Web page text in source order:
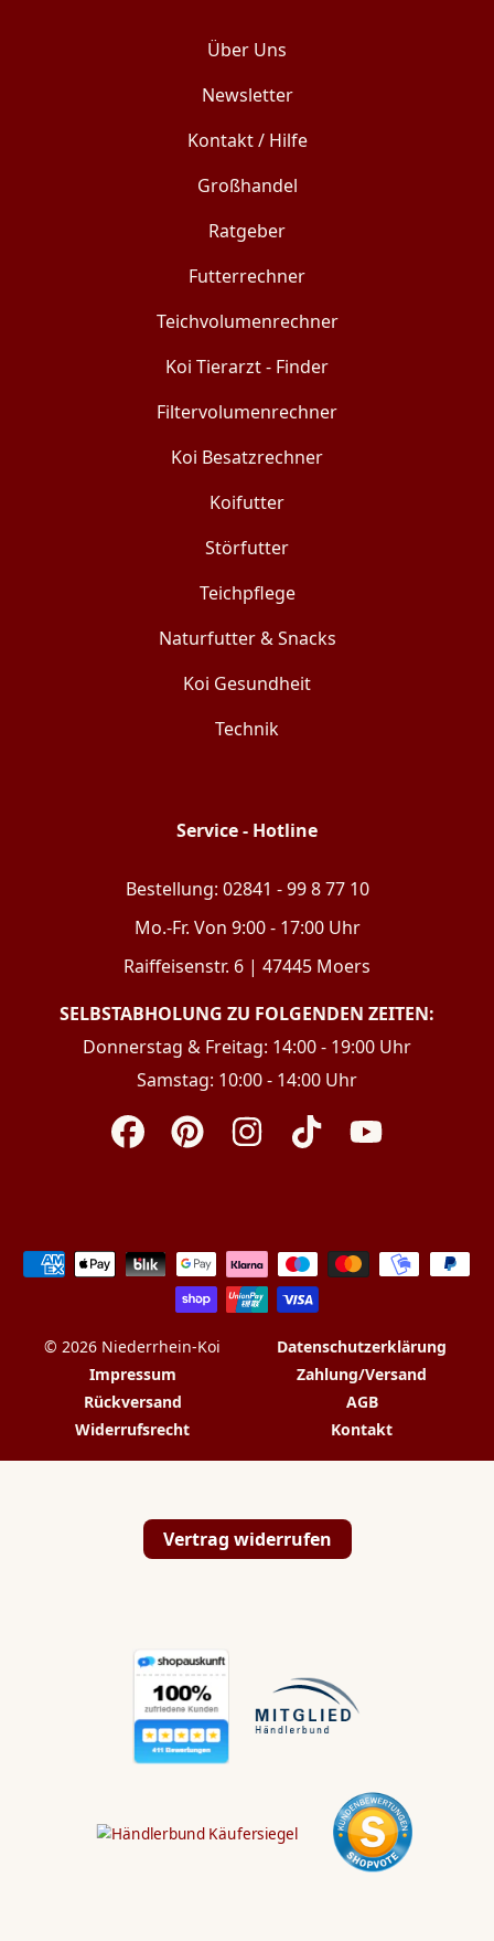
Über Uns
Newsletter
Kontakt / Hilfe
Großhandel
Ratgeber
Futterrechner
Teichvolumenrechner
Koi Tierarzt - Finder
Filtervolumenrechner
Koi Besatzrechner
Koifutter
Störfutter
Teichpflege
Naturfutter & Snacks
Koi Gesundheit
Technik
Service - Hotline
Bestellung: 02841 - 99 8 77 10
Mo.-Fr. Von 9:00 - 17:00 Uhr
Raiffeisenstr. 6 | 47445 Moers
SELBSTABHOLUNG ZU FOLGENDEN ZEITEN:
Donnerstag & Freitag: 14:00 - 19:00 Uhr
Samstag: 10:00 - 14:00 Uhr
FacebookPinterest InstagramTikTok YouTube
Zahlungsarten
© 2026 Niederrhein-Koi
Datenschutzerklärung
Impressum
Zahlung/Versand
Rückversand
AGB
Widerrufsrecht
Kontakt
Vertrag widerrufen
Hallo Koi & Teich
Liebhaber,
Kontaktiert uns direkt: